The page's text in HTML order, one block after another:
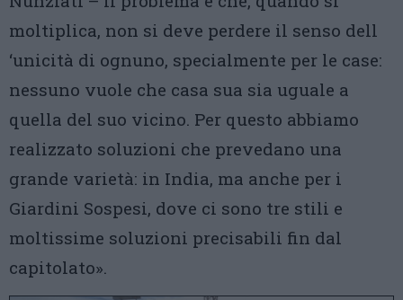
moltiplica, non si deve perdere il senso dell
‘unicità di ognuno, specialmente per le case:
nessuno vuole che casa sua sia uguale a
quella del suo vicino. Per questo abbiamo
realizzato soluzioni che prevedano una
grande varietà: in India, ma anche per i
Giardini Sospesi, dove ci sono tre stili e
moltissime soluzioni precisabili fin dal
capitolato».